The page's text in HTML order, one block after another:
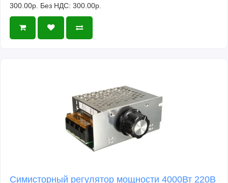
300.00р. Без НДС: 300.00р.
Симисторный регулятор мощности 4000Вт 220В